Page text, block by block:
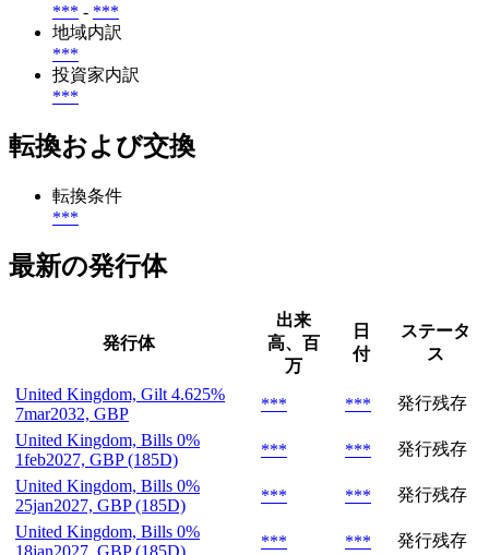
*** - ***
地域内訳
***
投資家内訳
***
転換および交換
転換条件
***
最新の発行体
発行体
出来
高、百
万
日
付
ステータ
ス
United Kingdom, Gilt 4.625%
7mar2032, GBP
*** ***
発行残存
United Kingdom, Bills 0%
1feb2027, GBP (185D)
*** ***
発行残存
United Kingdom, Bills 0%
25jan2027, GBP (185D)
*** ***
発行残存
United Kingdom, Bills 0%
*** ***
発行残存